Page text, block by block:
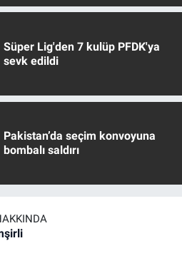
Süper Lig'den 7 kulüp PFDK'ya
sevk edildi
Pakistan’da seçim konvoyuna
bombalı saldırı